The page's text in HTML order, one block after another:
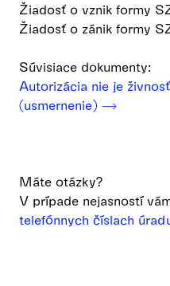
Žiadosť o vznik formy
Žiadosť o zánik formy
Súvisiace dokumenty:
Autorizácia nie je
(usmernenie) ⟶
Máte otázky?
V prípade nejasností
telefónnych číslach